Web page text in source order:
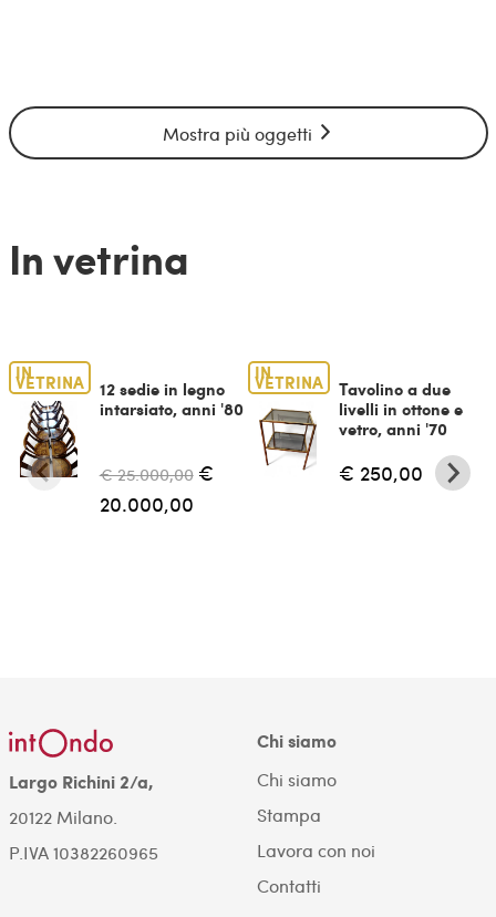
Mostra più oggetti
In vetrina
IN
VETRINA
12 sedie in legno
intarsiato, anni '80
€ 25.000,00 €
20.000,00
IN
VETRINA
Tavolino a due
livelli in ottone e
vetro, anni '70
€ 250,00
Largo Richini 2/a,
20122 Milano.
P.IVA 10382260965
Chi siamo
Chi siamo
Stampa
Lavora con noi
Contatti